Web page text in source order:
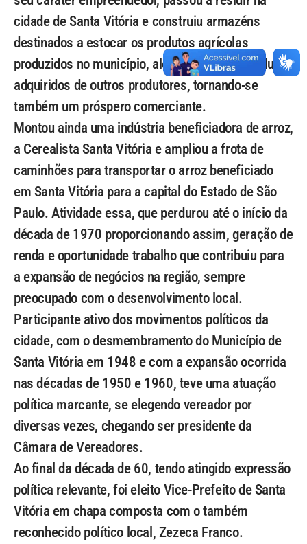
cidade de Santa Vitória e construiu armazéns
destinados a estocar os produtos agrícolas
produzidos no município, além de estocar produtos
adquiridos de outros produtores, tornando-se
também um próspero comerciante.
Montou ainda uma indústria beneficiadora de arroz,
a Cerealista Santa Vitória e ampliou a frota de
caminhões para transportar o arroz beneficiado
em Santa Vitória para a capital do Estado de São
Paulo. Atividade essa, que perdurou até o início da
década de 1970 proporcionando assim, geração de
renda e oportunidade trabalho que contribuiu para
a expansão de negócios na região, sempre
preocupado com o desenvolvimento local.
Participante ativo dos movimentos políticos da
cidade, com o desmembramento do Município de
Santa Vitória em 1948 e com a expansão ocorrida
nas décadas de 1950 e 1960, teve uma atuação
política marcante, se elegendo vereador por
diversas vezes, chegando ser presidente da
Câmara de Vereadores.
Ao final da década de 60, tendo atingido expressão
política relevante, foi eleito Vice-Prefeito de Santa
Vitória em chapa composta com o também
reconhecido político local, Zezeca Franco.